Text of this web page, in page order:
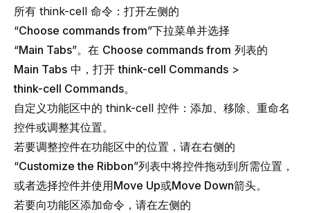
所有 think-cell 命令：打开左侧的
“Choose commands from”下拉菜单并选择
“Main Tabs”。在 Choose commands from 列表的
Main Tabs 中，打开think-cell Commands >
think-cell Commands。
自定义功能区中的 think-cell 控件：添加、移除、重命名
控件或调整其位置。
若要调整控件在功能区中的位置，请在右侧的
“Customize the Ribbon”列表中将控件拖动到所需位置，
或者选择控件并使用Move Up或Move Down箭头。
若要向功能区添加命令，请在左侧的